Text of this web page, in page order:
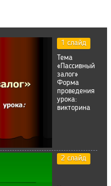
1 слайд
Тема
«Пассивный
залог»
Форма
проведения
урока:
викторина
2 слайд